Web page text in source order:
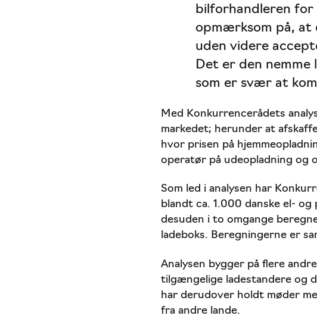
bilforhandleren for
opmærksom på, at
uden videre
Det er den nemme
som er svær at
Med Konkurrencerådets
markedet; herunder at
hvor prisen på
operatør på udeopladning og
Som led i analysen har
blandt ca. 1.000 danske el-
desuden i to omgange
ladeboks. Beregningerne er
Analysen bygger på flere
tilgængelige ladestandere og
har derudover holdt møder
fra andre lande.